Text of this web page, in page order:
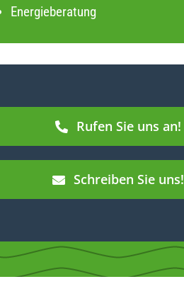
Energieberatung
Rufen Sie uns an!
Schreiben Sie uns!